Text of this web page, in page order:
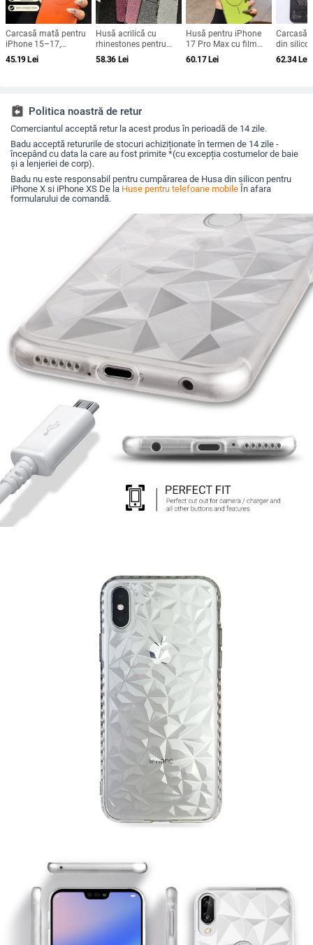
Carcasă mată pentru
iPhone 15–17,
rezistență la șocuri,
protecție pentru
45.19Lei
Husă acrilică cu
rhinestones pentru
iPhone 17 Pro Max,
acoperire completă cu
58.36 Lei
Husă pentru iPhone
17 Pro Max cu film
magnetic pentru
obiectiv și protecție
60.17Lei
Carcasă
din
gravat în
62.34Lei
assignment_return Politica noastră de retur
Comerciantul acceptă retur la acest produs în perioadă de 14 zile.
Badu acceptă retururile de stocuri achiziționate în termen de 14 zile -
începând cu data la care au fost primite *(cu excepția costumelor de baie
și a lenjeriei de corp).
Badu nu este responsabil pentru cumpărarea de Husa din silicon pentru
iPhone X si iPhone XS De la Huse pentru telefoane mobile În afara
formularului de comandă.